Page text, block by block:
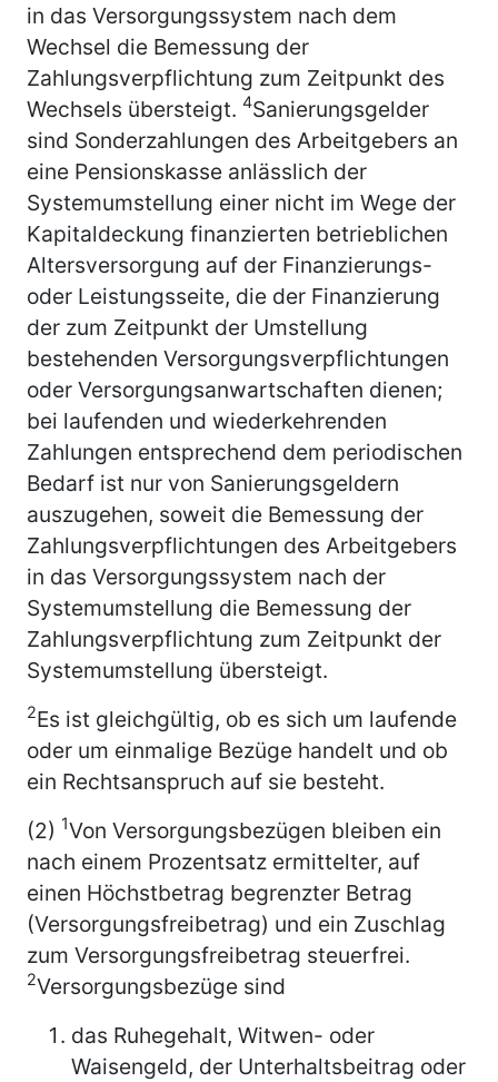
in das Versorgungssystem nach dem
Wechsel die Bemessung der
Zahlungsverpflichtung zum Zeitpunkt des
Wechsels übersteigt. 4Sanierungsgelder
sind Sonderzahlungen des Arbeitgebers an
eine Pensionskasse anlässlich der
Systemumstellung einer nicht im Wege der
Kapitaldeckung finanzierten betrieblichen
Altersversorgung auf der Finanzierungs-
oder Leistungsseite, die der Finanzierung
der zum Zeitpunkt der Umstellung
bestehenden Versorgungsverpflichtungen
oder Versorgungsanwartschaften dienen;
bei laufenden und wiederkehrenden
Zahlungen entsprechend dem periodischen
Bedarf ist nur von Sanierungsgeldern
auszugehen, soweit die Bemessung der
Zahlungsverpflichtungen des Arbeitgebers
in das Versorgungssystem nach der
Systemumstellung die Bemessung der
Zahlungsverpflichtung zum Zeitpunkt der
Systemumstellung übersteigt.
2Es ist gleichgültig, ob es sich um laufende
oder um einmalige Bezüge handelt und ob
ein Rechtsanspruch auf sie besteht.
(2) 1Von Versorgungsbezügen bleiben ein
nach einem Prozentsatz ermittelter, auf
einen Höchstbetrag begrenzter Betrag
(Versorgungsfreibetrag) und ein Zuschlag
zum Versorgungsfreibetrag steuerfrei.
2Versorgungsbezüge sind
das Ruhegehalt, Witwen- oder
Waisengeld, der Unterhaltsbeitrag oder